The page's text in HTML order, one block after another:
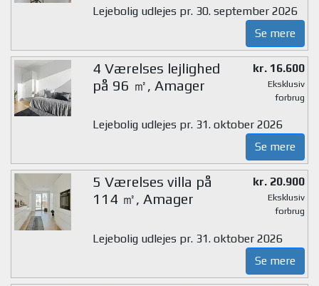
Lejebolig udlejes pr. 30. september 2026
Se mere
4 Værelses lejlighed
på 96 ㎡, Amager
kr. 16.600
Eksklusiv
forbrug
Lejebolig udlejes pr. 31. oktober 2026
Se mere
5 Værelses villa på
114 ㎡, Amager
kr. 20.900
Eksklusiv
forbrug
Lejebolig udlejes pr. 31. oktober 2026
Se mere